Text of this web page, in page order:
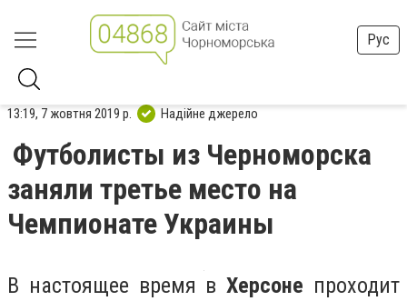
Рус
13:19, 7 жовтня 2019 р. Надійне джерело
Футболисты из Черноморска
заняли третье место на
Чемпионате Украины
В настоящее время в Херсоне проходит